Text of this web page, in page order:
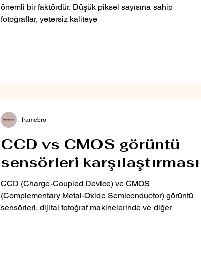
önemli bir faktördür. Düşük piksel sayısına sahip
fotoğraflar, yetersiz kaliteye
CCD vs CMOS görüntü
sensörleri karşılaştırması
CCD (Charge-Coupled Device) ve CMOS
(Complementary Metal-Oxide Semiconductor) görüntü
sensörleri, dijital fotoğraf makinelerinde ve diğer
framebro